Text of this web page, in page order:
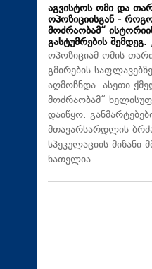
აგვისტოს ომი და
ოპოზიციისგან -
მოძრაობამ“
გასტუმრების შემდეგ.
ოპოზიციამ ომის
გმირების
აღმოჩნდა. ასეთი
მოძრაობამ“
დაიწყო.
მთავარსარდლის
სპეკულაციის მიზანი
ნათელია.